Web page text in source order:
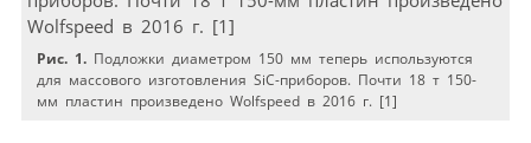
Рис. 1. Подложки диаметром 150 мм теперь используются
для массового изготовления SiC-приборов. Почти 18 т 150-
мм пластин произведено Wolfspeed в 2016 г. [1]